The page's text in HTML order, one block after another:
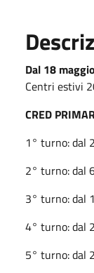
Dal 18
Centri estivi
CRED
1° turno: dal
2° turno: dal
3° turno: dal
4° turno: dal
5° turno: dal